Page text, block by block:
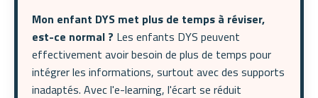
Mon enfant DYS met plus de temps à réviser,
est-ce normal ? Les enfants DYS peuvent
effectivement avoir besoin de plus de temps pour
intégrer les informations, surtout avec des supports
inadaptés. Avec l'e-learning, l'écart se réduit